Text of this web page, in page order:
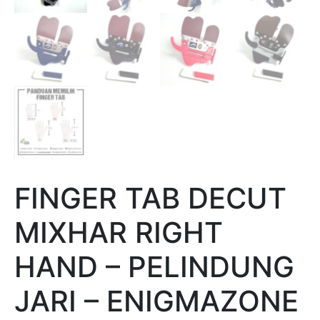
FINGER TAB DECUT
MIXHAR RIGHT
HAND – PELINDUNG
JARI – ENIGMAZONE